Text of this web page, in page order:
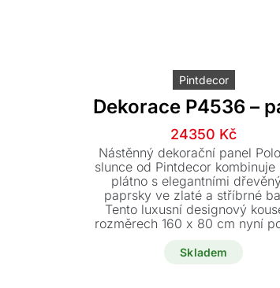
Pintdecor
Dekorace P4536 –
Původní
cena
byla:
28650 Kč.
24350 Kč
Aktuální
cena
je:
24350 Kč.
Nástěnný dekorační panel
slunce od Pintdecor kombinuje
plátno s elegantními
paprsky ve zlaté a stříbrné
Tento luxusní designový
rozměrech 160 x 80 cm nyní
svůj interiér tímto unikátním
Skladem